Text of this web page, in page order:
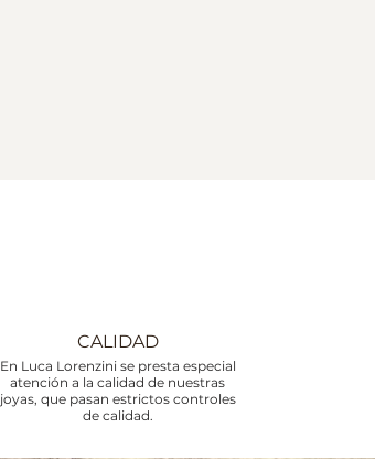
CALIDAD
En Luca Lorenzini se presta especial
atención a la calidad de nuestras
joyas, que pasan estrictos controles
de calidad.